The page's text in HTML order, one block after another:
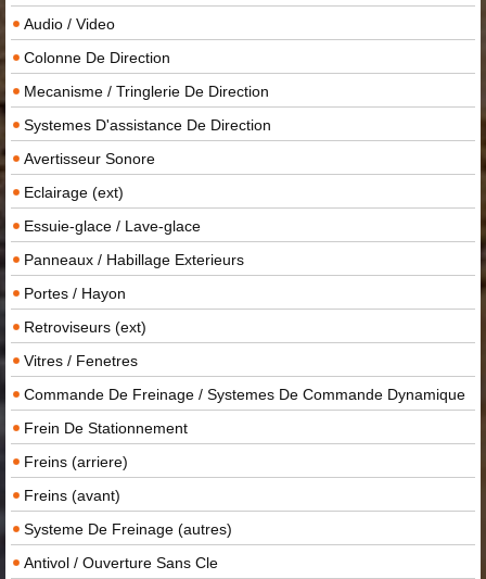
Audio / Video
Colonne De Direction
Mecanisme / Tringlerie De Direction
Systemes D'assistance De Direction
Avertisseur Sonore
Eclairage (ext)
Essuie-glace / Lave-glace
Panneaux / Habillage Exterieurs
Portes / Hayon
Retroviseurs (ext)
Vitres / Fenetres
Commande De Freinage / Systemes De Commande Dynamique
Frein De Stationnement
Freins (arriere)
Freins (avant)
Systeme De Freinage (autres)
Antivol / Ouverture Sans Cle